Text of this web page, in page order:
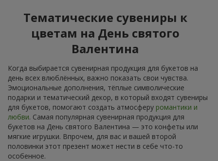
Тематические сувениры к
цветам на День святого
Валентина
Когда выбирается сувенирная продукция для букетов на
день всех влюблённых, важно показать свои чувства.
Эмоциональные дополнения, тёплые символические
подарки и тематический декор, в который входят сувениры
для букетов, помогают создать атмосферу романтики и
любви. Самая популярная сувенирная продукция для
букетов на День святого Валентина — это конфеты или
мягкие игрушки. Впрочем, для вас и вашей второй
половинки этот презент может нести в себе что-то
особенное.